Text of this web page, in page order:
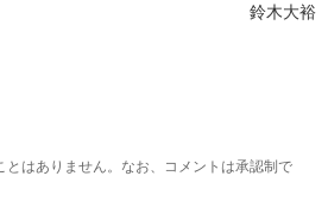
鈴木大裕
とはありません。なお、コメントは承認制で